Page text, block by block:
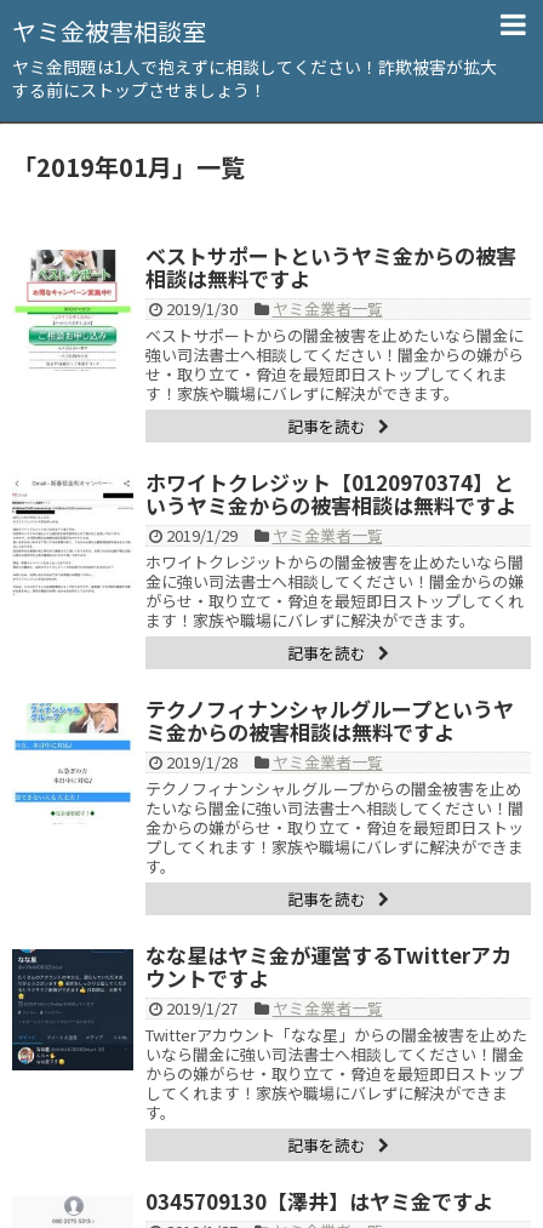
ヤミ金被害相談室
ヤミ金問題は1人で抱えずに相談してください！詐欺被害が拡大
する前にストップさせましょう！
「2019年01月」 一覧
ベストサポートというヤミ金からの被害
相談は無料ですよ
2019/1/30
ヤミ金業者一覧
ベストサポートからの闇金被害を止めたいなら闇金に
強い司法書士へ相談してください！闇金からの嫌がら
せ・取り立て・脅迫を最短即日ストップしてくれま
す！家族や職場にバレずに解決ができます。
記事を読む
ホワイトクレジット【0120970374】と
いうヤミ金からの被害相談は無料ですよ
2019/1/29
ヤミ金業者一覧
ホワイトクレジットからの闇金被害を止めたいなら闇
金に強い司法書士へ相談してください！闇金からの嫌
がらせ・取り立て・脅迫を最短即日ストップしてくれ
ます！家族や職場にバレずに解決ができます。
記事を読む
テクノフィナンシャルグループというヤ
ミ金からの被害相談は無料ですよ
2019/1/28
ヤミ金業者一覧
テクノフィナンシャルグループからの闇金被害を止め
たいなら闇金に強い司法書士へ相談してください！闇
金からの嫌がらせ・取り立て・脅迫を最短即日ストッ
プしてくれます！家族や職場にバレずに解決ができま
す。
記事を読む
なな星はヤミ金が運営するTwitterアカ
ウントですよ
2019/1/27
ヤミ金業者一覧
Twitterアカウント「なな星」からの闇金被害を止めた
いなら闇金に強い司法書士へ相談してください！闇金
からの嫌がらせ・取り立て・脅迫を最短即日ストップ
してくれます！家族や職場にバレずに解決ができま
す。
記事を読む
0345709130【澤井】はヤミ金ですよ